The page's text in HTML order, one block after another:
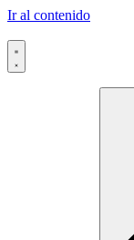
Ir al contenido